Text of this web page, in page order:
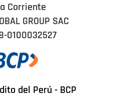
Corriente
GROUP SAC
0100032527
del Perú - BCP